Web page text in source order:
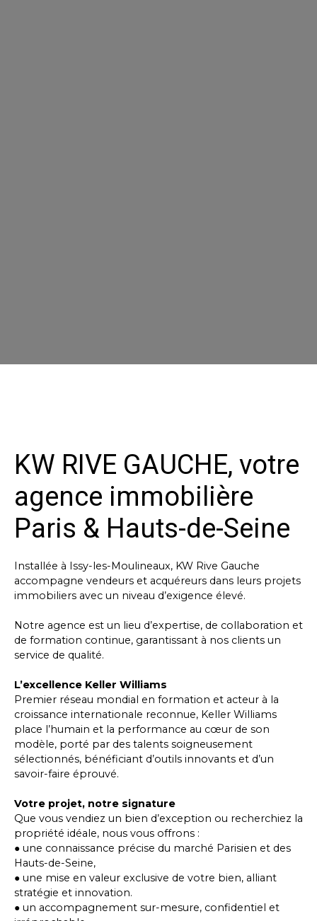
KW RIVE GAUCHE, votre
agence immobilière
Paris & Hauts-de-Seine
Installée à Issy-les-Moulineaux, KW Rive Gauche
accompagne vendeurs et acquéreurs dans leurs projets
immobiliers avec un niveau d’exigence élevé.
Notre agence est un lieu d’expertise, de collaboration et
de formation continue, garantissant à nos clients un
service de qualité.
L’excellence Keller Williams
Premier réseau mondial en formation et acteur à la
croissance internationale reconnue, Keller Williams
place l’humain et la performance au cœur de son
modèle, porté par des talents soigneusement
sélectionnés, bénéficiant d’outils innovants et d’un
savoir-faire éprouvé.
Votre projet, notre signature
Que vous vendiez un bien d’exception ou recherchiez la
propriété idéale, nous vous offrons :
● une connaissance précise du marché Parisien et des
Hauts-de-Seine,
● une mise en valeur exclusive de votre bien, alliant
stratégie et innovation.
● un accompagnement sur-mesure, confidentiel et